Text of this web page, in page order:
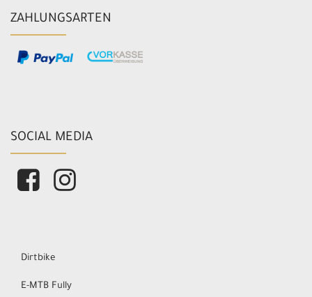
ZAHLUNGSARTEN
SOCIAL MEDIA
Dirtbike
E-MTB Fully